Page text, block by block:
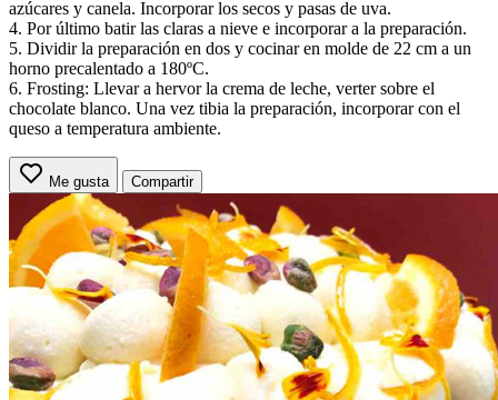
azúcares y canela. Incorporar los secos y pasas de uva.
4. Por último batir las claras a nieve e incorporar a la preparación.
5. Dividir la preparación en dos y cocinar en molde de 22 cm a un
horno precalentado a 180ºC.
6. Frosting: Llevar a hervor la crema de leche, verter sobre el
chocolate blanco. Una vez tibia la preparación, incorporar con el
queso a temperatura ambiente.
Me gusta Compartir